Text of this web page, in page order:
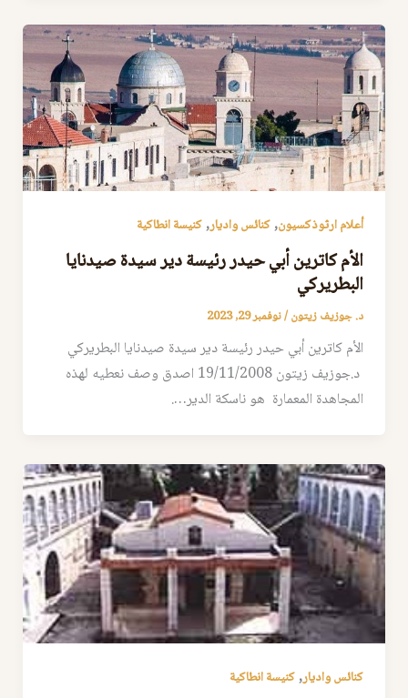
أعلام ارثوذكسيون,كنائس واديار,كنيسة انطاكية
الأم كاترين أبي حيدر رئيسة دير سيدة صيدنايا
البطريركي
د. جوزيف زيتون/نوفمبر 29, 2023
الأم كاترين أبي حيدر رئيسة دير سيدة صيدنايا البطريركي
د.جوزيف زيتون 19/11/2008 اصدق وصف نعطيه لهذه
المجاهدة المعمارة هو ناسكة الدير….
كنائس واديار,كنيسة انطاكية